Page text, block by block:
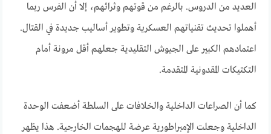
العديد من الدروس. بالرغم من قوتهم وثرائهم، إلا أن الفرس ربما
أهملوا تحديث تقنياتهم العسكرية وتطوير أساليب جديدة في القتال.
اعتمادهم الكبير على الجيوش التقليدية جعلهم أقل مرونة أمام
التكتيكات المقدونية المتقدمة.
كما أن الصراعات الداخلية والخلافات على السلطة أضعفت الوحدة
الداخلية وجعلت الإمبراطورية عرضة للهجمات الخارجية. هذا يظهر